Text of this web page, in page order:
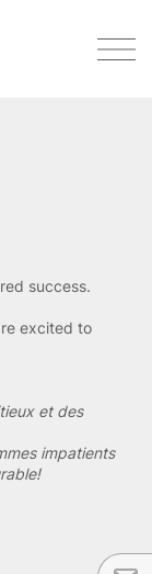
success.
excited to
et des
impatients